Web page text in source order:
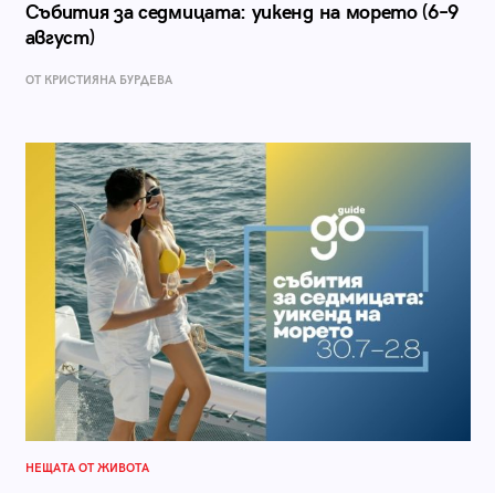
Събития за седмицата: уикенд на морето (6–9
август)
ОТ КРИСТИЯНА БУРДЕВА
НЕЩАТА ОТ ЖИВОТА